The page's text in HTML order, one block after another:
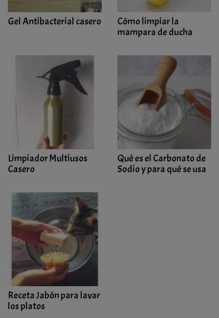
Gel Antibacterial casero
Cómo limpiar la
mampara de ducha
Limpiador Multiusos
Casero
Qué es el Carbonato de
Sodio y para qué se usa
Receta Jabón para lavar
los platos